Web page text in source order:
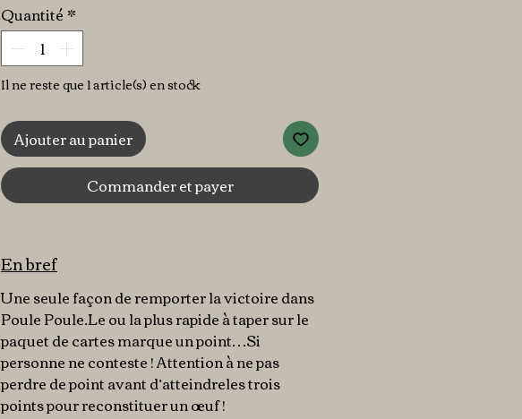
Quantité *
Il ne reste que 1 article(s) en stock
Ajouter au panier
Commander et payer
En bref
Une seule façon de remporter la victoire dans
Poule Poule.Le ou la plus rapide à taper sur le
paquet de cartes marque un point…Si
personne ne conteste ! Attention à ne pas
perdre de point avant d’atteindreles trois
points pour reconstituer un œuf !